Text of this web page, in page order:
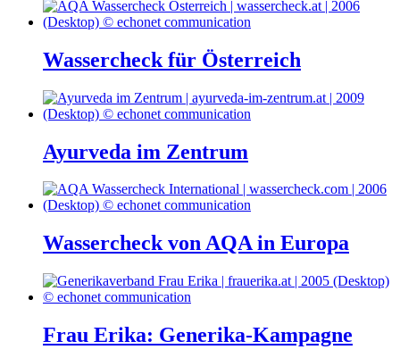
Wassercheck für Österreich
Ayurveda im Zentrum
Wassercheck von AQA in Europa
Frau Erika: Generika-Kampagne